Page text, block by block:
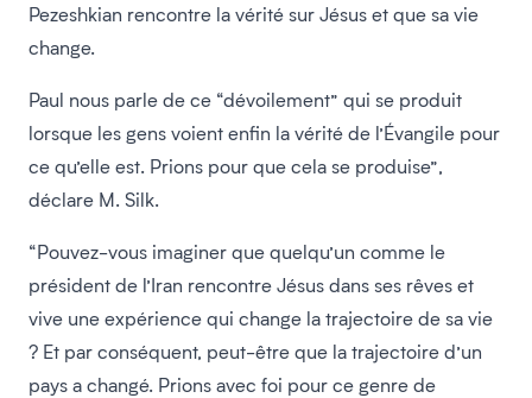
Pezeshkian rencontre la vérité sur Jésus et que sa vie
change.
Paul nous parle de ce “dévoilement” qui se produit
lorsque les gens voient enfin la vérité de l’Évangile pour
ce qu’elle est. Prions pour que cela se produise”,
déclare M. Silk.
“Pouvez-vous imaginer que quelqu’un comme le
président de l’Iran rencontre Jésus dans ses rêves et
vive une expérience qui change la trajectoire de sa vie
? Et par conséquent, peut-être que la trajectoire d’un
pays a changé. Prions avec foi pour ce genre de